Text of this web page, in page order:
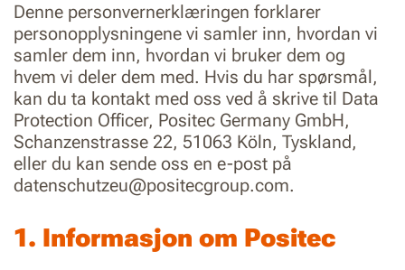
Denne personvernerklæringen forklarer
personopplysningene vi samler inn, hvordan vi
samler dem inn, hvordan vi bruker dem og
hvem vi deler dem med. Hvis du har spørsmål,
kan du ta kontakt med oss ved å skrive til Data
Protection Officer, Positec Germany GmbH,
Schanzenstrasse 22, 51063 Köln, Tyskland,
eller du kan sende oss en e-post på
datenschutzeu@positecgroup.com.
1. Informasjon om Positec